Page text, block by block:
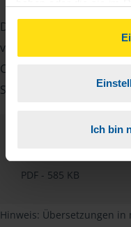
gesammelt haben.
können Sie der
unserer
Ich bin
Damit Sie sich gut
vielen Nachweise
Checkliste für
Studenten sowie
PDF - 585 KB
Hinweis: Übersetzungen in